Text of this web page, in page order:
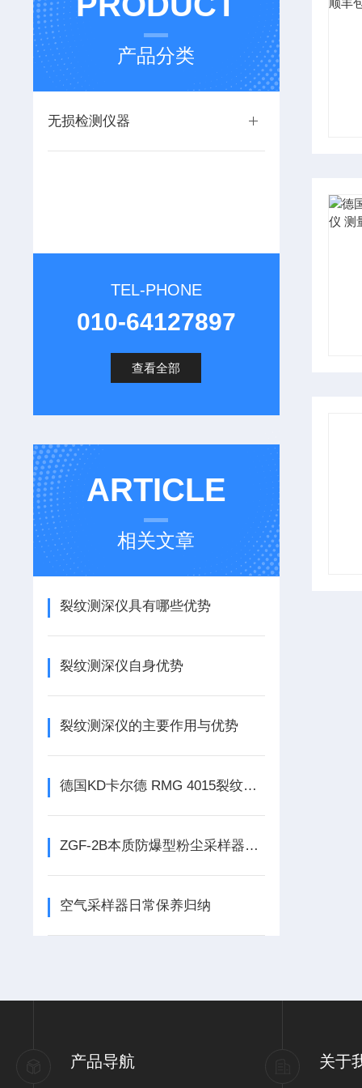
产品分类
无损检测仪器
TEL-PHONE
010-64127897
查看全部
ARTICLE
相关文章
裂纹测深仪具有哪些优势
裂纹测深仪自身优势
裂纹测深仪的主要作用与优势
德国KD卡尔德 RMG 4015裂纹测深仪的使用方法
ZGF-2B本质防爆型粉尘采样器符合哪些标准
空气采样器日常保养归纳
产品导航 关于